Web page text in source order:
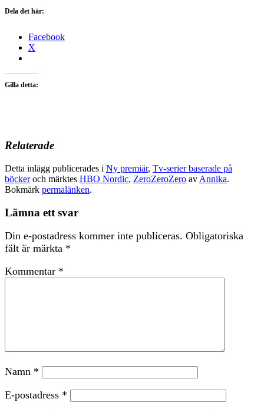
Dela det här:
Facebook
X
Gilla detta:
Relaterade
Detta inlägg publicerades i Ny premiär, Tv-serier baserade på
böckeroch märktes HBO Nordic, ZeroZeroZero av Annika.
Bokmärk permalänken.
Lämna ett svar
Din e-postadress kommer inte publiceras. Obligatoriska
fält är märkta *
Kommentar *
Namn *
E-postadress *